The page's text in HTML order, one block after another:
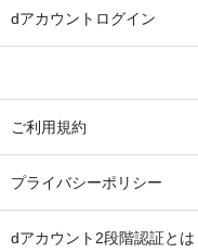
dアカウントログイン
ご利用規約
プライバシーポリシー
dアカウント2段階認証とは